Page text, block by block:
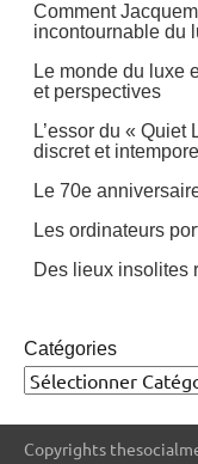
Comment
incontournable du
Le monde du luxe
et perspectives
L’essor du «
discret et intemporel
Le 70e
Les ordinateurs
Des lieux insolites
Catégories
Copyrights